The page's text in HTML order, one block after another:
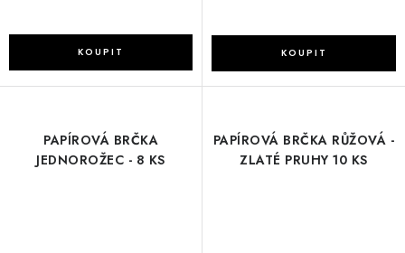
PAPÍROVÁ BRČKA
JEDNOROŽEC - 8 KS
PAPÍROVÁ BRČKA RŮŽOVÁ -
ZLATÉ PRUHY 10 KS